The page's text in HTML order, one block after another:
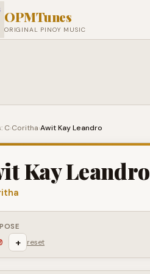
OPMTunes
ORIGINAL PINOY MUSIC
C›Coritha›Awit Kay Leandro
Kay Leandro
+ reset